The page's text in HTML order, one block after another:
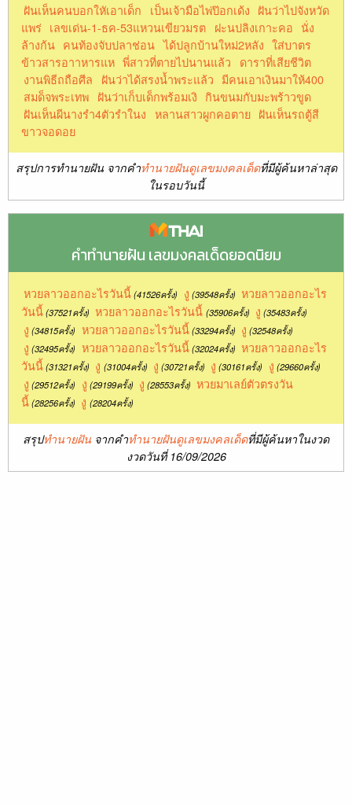
ฝันเห็นคนบอกใหัเอาเด็ก เป็นเจ้ามือไพ่ป๊อกเด้ง ฝันว่าไปจังหวัด
แพร่ เลขเด่น-1-ธค-53แหวนเขียวมรต ฝะนปลิงเกาะคอ นั่ง
ล้างก้น คนท้องจับปลาช่อน ได้ปลูกบ้านใหม่2หลัง ใส่บาตร
ข้าวสารอาาหารแห พี่สาวที่ตายไปนานแล้ว
ดาราที่เสียชีวิต
งานพิธีถถือศีล
ฝันว่าได้สรงน้ำพระแล้ว มีคนเอาเงินมาให้400
สมด็จพระเทพ ฝันว่าเก็บเด็กพร้อมเงิ กินขนมกับมะพร้าวขูด
ฝันเห็นผีนางรำ4ตัวรำในง หลานสาวผูกคอตาย ฝันเห็นรถตู้สี
ขาวจอดอย
สรุปการทำนายฝัน จากคำทำนายฝันดูเลขมงคลเด็ดที่มีผู้ค้นหาล่าสุด
ในรอบวันนี้
คำทำนายฝัน เลขมงคลเด็ดยอดนิยม
หวยลาวออกอะไรวันนี้ (41526ครั้ง) งู (39548ครั้ง) หวยลาวออกอะไร
วันนี้(37521ครั้ง) หวยลาวออกอะไรวันนี้ (35906ครั้ง) งู (35483ครั้ง)
งู (34815ครั้ง) หวยลาวออกอะไรวันนี้ (33294ครั้ง) งู (32548ครั้ง)
งู (32495ครั้ง) หวยลาวออกอะไรวันนี้ (32024ครั้ง) หวยลาวออกอะไร
วันนี้(31321ครั้ง) งู (31004ครั้ง) งู (30721ครั้ง) งู (30161ครั้ง) งู (29660ครั้ง)
งู (29512ครั้ง) งู (29199ครั้ง) งู (28553ครั้ง) หวยมาเลย์ตัวตรงวัน
นี้(28256ครั้ง) งู (28204ครั้ง)
สรุปทำนายฝัน จากคำทำนายฝันดูเลขมงคลเด็ดที่มีผู้ค้นหาในงวด
งวดวันที่ 16/09/2026